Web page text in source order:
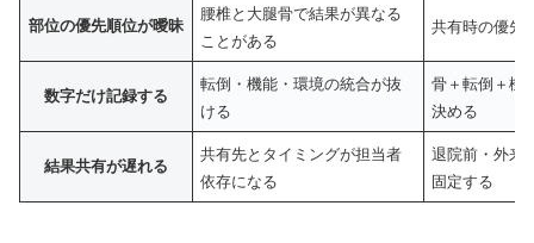
部位の優先順位が曖昧
腰椎と大腿骨で結果が異なる
ことがある
共有時の優先
数字だけ記録する
転倒・機能・環境の統合が抜
ける
骨＋転倒＋機
決める
結果共有が遅れる
共有先とタイミングが担当者
依存になる
退院前・外来
固定する